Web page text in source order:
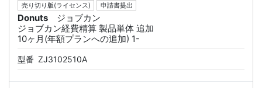
売り切り版(ライセンス) 申請書提出
Donuts
ジョブカン
ジョブカン経費精算 製品単体 追加
10ヶ月(年額プランへの追加) 1-
型番 ZJ3102510A